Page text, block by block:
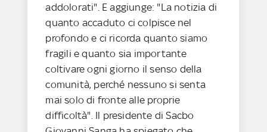
addolorati". E aggiunge: "La notizia di
quanto accaduto ci colpisce nel
profondo e ci ricorda quanto siamo
fragili e quanto sia importante
coltivare ogni giorno il senso della
comunità, perché nessuno si senta
mai solo di fronte alle proprie
difficoltà". Il presidente di Sacbo